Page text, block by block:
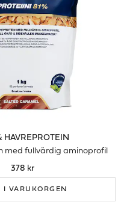
HAVREPROTEIN
med fullvärdig aminoprofil
378 kr
I VARUKORGEN